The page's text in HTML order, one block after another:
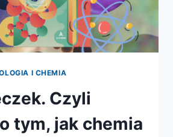
–
PREMIERA
PATRONATU
I CHEMIA
Czyli
tym, jak chemia